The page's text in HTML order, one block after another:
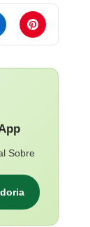
Sobre